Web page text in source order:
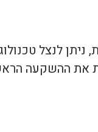
לנצל
את ההשקעה